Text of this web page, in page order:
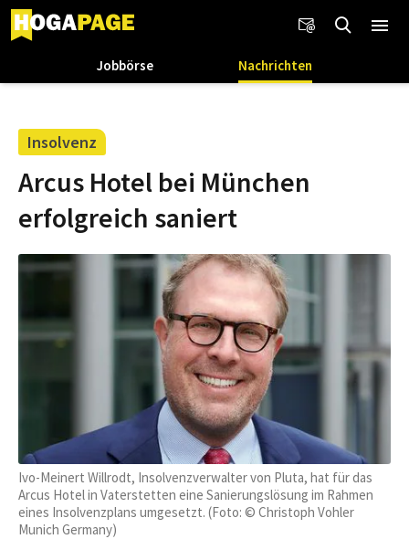
Jobbörse Nachrichten
Insolvenz
Arcus Hotel bei München
erfolgreich saniert
Ivo-Meinert Willrodt, Insolvenzverwalter von Pluta, hat für das
Arcus Hotel in Vaterstetten eine Sanierungslösung im Rahmen
eines Insolvenzplans umgesetzt. (Foto: © Christoph Vohler
Munich Germany)